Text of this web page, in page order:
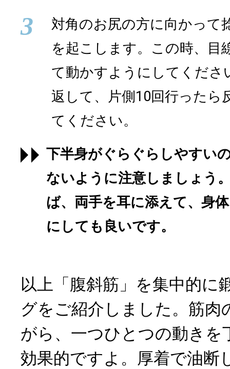
3
対角のお尻の方に向かって
を起こします。この時、目
て動かすようにしてくださ
返して、片側10回行ったら
てください。
下半身がぐらぐらしやすい
ないように注意しましょう
ば、両手を耳に添えて、身
にしても良いです。
以上「腹斜筋」を集中的に
グをご紹介しました。筋肉
がら、一つひとつの動きを
効果的ですよ。厚着で油断